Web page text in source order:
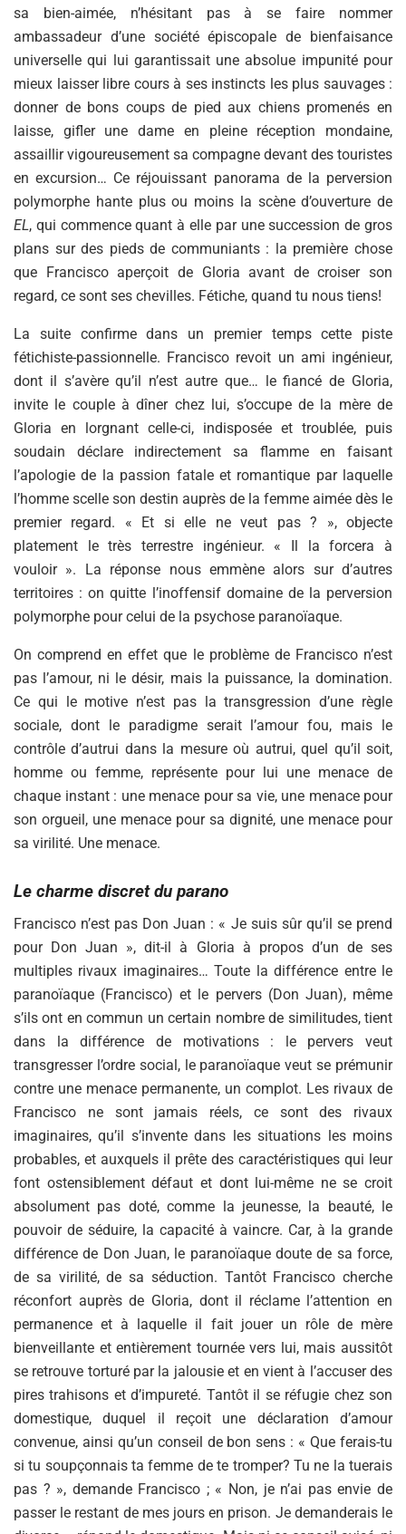
sa bien-aimée, n’hésitant pas à se faire nommer
ambassadeur d’une société épiscopale de bienfaisance
universelle qui lui garantissait une absolue impunité pour
mieux laisser libre cours à ses instincts les plus sauvages :
donner de bons coups de pied aux chiens promenés en
laisse, gifler une dame en pleine réception mondaine,
assaillir vigoureusement sa compagne devant des touristes
en excursion… Ce réjouissant panorama de la perversion
polymorphe hante plus ou moins la scène d’ouverture de
EL, qui commence quant à elle par une succession de gros
plans sur des pieds de communiants : la première chose
que Francisco aperçoit de Gloria avant de croiser son
regard, ce sont ses chevilles. Fétiche, quand tu nous tiens!
La suite confirme dans un premier temps cette piste
fétichiste-passionnelle. Francisco revoit un ami ingénieur,
dont il s’avère qu’il n’est autre que… le fiancé de Gloria,
invite le couple à dîner chez lui, s’occupe de la mère de
Gloria en lorgnant celle-ci, indisposée et troublée, puis
soudain déclare indirectement sa flamme en faisant
l’apologie de la passion fatale et romantique par laquelle
l’homme scelle son destin auprès de la femme aimée dès le
premier regard. « Et si elle ne veut pas ? », objecte
platement le très terrestre ingénieur. « Il la forcera à
vouloir ». La réponse nous emmène alors sur d’autres
territoires : on quitte l’inoffensif domaine de la perversion
polymorphe pour celui de la psychose paranoïaque.
On comprend en effet que le problème de Francisco n’est
pas l’amour, ni le désir, mais la puissance, la domination.
Ce qui le motive n’est pas la transgression d’une règle
sociale, dont le paradigme serait l’amour fou, mais le
contrôle d’autrui dans la mesure où autrui, quel qu’il soit,
homme ou femme, représente pour lui une menace de
chaque instant : une menace pour sa vie, une menace pour
son orgueil, une menace pour sa dignité, une menace pour
sa virilité. Une menace.
Le charme discret du parano
Francisco n’est pas Don Juan : « Je suis sûr qu’il se prend
pour Don Juan », dit-il à Gloria à propos d’un de ses
multiples rivaux imaginaires… Toute la différence entre le
paranoïaque (Francisco) et le pervers (Don Juan), même
s’ils ont en commun un certain nombre de similitudes, tient
dans la différence de motivations : le pervers veut
transgresser l’ordre social, le paranoïaque veut se prémunir
contre une menace permanente, un complot. Les rivaux de
Francisco ne sont jamais réels, ce sont des rivaux
imaginaires, qu’il s’invente dans les situations les moins
probables, et auxquels il prête des caractéristiques qui leur
font ostensiblement défaut et dont lui-même ne se croit
absolument pas doté, comme la jeunesse, la beauté, le
pouvoir de séduire, la capacité à vaincre. Car, à la grande
différence de Don Juan, le paranoïaque doute de sa force,
de sa virilité, de sa séduction. Tantôt Francisco cherche
réconfort auprès de Gloria, dont il réclame l’attention en
permanence et à laquelle il fait jouer un rôle de mère
bienveillante et entièrement tournée vers lui, mais aussitôt
se retrouve torturé par la jalousie et en vient à l’accuser des
pires trahisons et d’impureté. Tantôt il se réfugie chez son
domestique, duquel il reçoit une déclaration d’amour
convenue, ainsi qu’un conseil de bon sens : « Que ferais-tu
si tu soupçonnais ta femme de te tromper? Tu ne la tuerais
pas ? », demande Francisco ; « Non, je n’ai pas envie de
passer le restant de mes jours en prison. Je demanderais le